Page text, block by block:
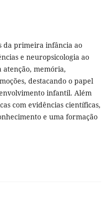
da primeira infância ao
e neuropsicologia ao
atenção, memória,
destacando o papel
infantil. Além
com evidências científicas,
e uma formação